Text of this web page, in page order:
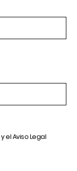
y elAviso Legal